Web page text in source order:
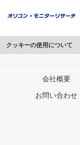
クッキーの使用について
このサイトでは Cookie
行っています。
メディアや広告配信、デ
各パートナーは、この情
ユーザーが各パートナー
会社概要
お問い合わせ